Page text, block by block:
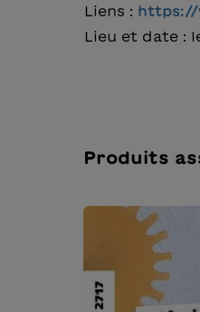
Liens :
Lieu et date :
Ignorer la
Produits